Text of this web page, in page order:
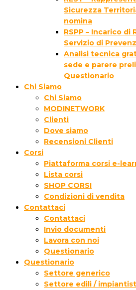
Sicurezza
nomina
RSPP – Incarico di
Servizio di
Analisi tecnica
sede e parere
Questionario
Chi Siamo
Chi Siamo
MODINETWORK
Clienti
Dove siamo
Recensioni Clienti
Corsi
Piattaforma corsi e-
Lista corsi
SHOP CORSI
Condizioni di vendita
Contattaci
Contattaci
Invio documenti
Lavora con noi
Questionario
Questionario
Settore generico
Settore edili /